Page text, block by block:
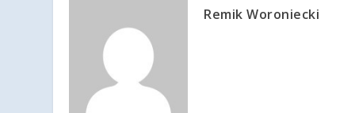
Remik Woroniecki